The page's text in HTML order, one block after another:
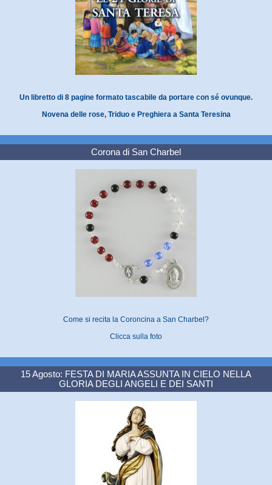
Un libretto di 8 pagine formato tascabile da portare con sé ovunque.
Novena delle rose, Triduo e Preghiera a Santa Teresina
Corona di San Charbel
Come si recita la Coroncina a San Charbel?
Clicca sulla foto
15 Agosto: FESTA DI MARIA ASSUNTA IN CIELO NELLA
GLORIA DEGLI ANGELI E DEI SANTI